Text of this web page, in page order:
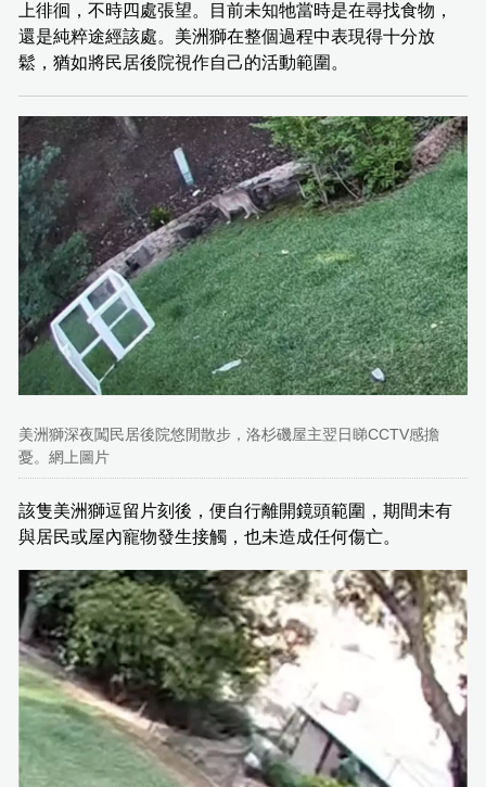
上徘徊，不時四處張望。目前未知牠當時是在尋找食物，
還是純粹途經該處。美洲獅在整個過程中表現得十分放
鬆，猶如將民居後院視作自己的活動範圍。
美洲獅深夜闖民居後院悠閒散步，洛杉磯屋主翌日睇CCTV感擔
憂。網上圖片
該隻美洲獅逗留片刻後，便自行離開鏡頭範圍，期間未有
與居民或屋內寵物發生接觸，也未造成任何傷亡。